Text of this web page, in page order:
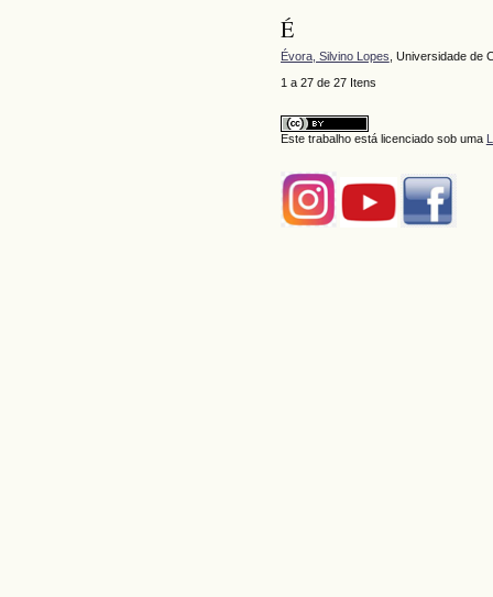
É
Évora, Silvino Lopes, Universidade de
1 a 27 de 27 Itens
Este trabalho está licenciado sob uma